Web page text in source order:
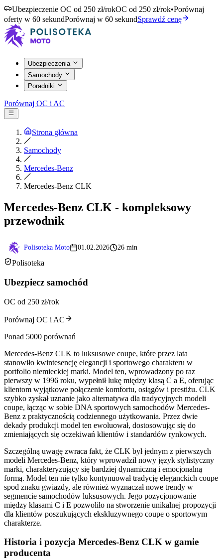
Ubezpieczenie OC od 250 zł/rokOC od 250 zł/rok•Porównaj
oferty w 60 sekundPorównaj w 60 sekundSprawdź cenę
Ubezpieczenia
Samochody
Poradniki
Porównaj OC i AC
Strona główna
Samochody
Mercedes-Benz
Mercedes-Benz CLK
Mercedes-Benz CLK - kompleksowy
przewodnik
Polisoteka Moto 01.02.2026 26 min
Polisoteka
Ubezpiecz samochód
OC od 250 zł/rok
Porównaj OC i AC
Ponad 5000 porównań
Mercedes-Benz CLK to luksusowe coupe, które przez lata
stanowiło kwintesencję elegancji i sportowego charakteru w
portfolio niemieckiej marki. Model ten, wprowadzony po raz
pierwszy w 1996 roku, wypełnił lukę między klasą C a E, oferując
klientom wyjątkowe połączenie komfortu, osiągów i prestiżu. CLK
szybko zyskał uznanie jako alternatywa dla tradycyjnych modeli
coupe, łącząc w sobie DNA sportowych samochodów Mercedes-
Benz z praktycznością codziennego użytkowania. Przez dwie
dekady produkcji model ten ewoluował, dostosowując się do
zmieniających się oczekiwań klientów i standardów rynkowych.
Szczególną uwagę zwraca fakt, że CLK był jednym z pierwszych
modeli Mercedes-Benz, który wprowadził nowy język stylistyczny
marki, charakteryzujący się bardziej dynamiczną i emocjonalną
formą. Model ten nie tylko kontynuował tradycję eleganckich coupe
spod znaku gwiazdy, ale również wyznaczał nowe trendy w
segmencie samochodów luksusowych. Jego pozycjonowanie
między klasami C i E pozwoliło na stworzenie unikalnej propozycji
dla klientów poszukujących ekskluzywnego coupe o sportowym
charakterze.
Historia i pozycja Mercedes-Benz CLK w gamie
producenta